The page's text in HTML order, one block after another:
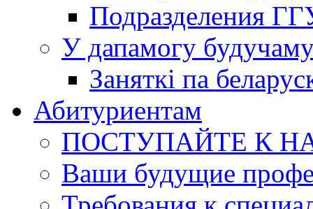
Подразделения
У дапамогу
Заняткi па
Абитуриентам
ПОСТУПАЙТЕ К
Ваши будущие